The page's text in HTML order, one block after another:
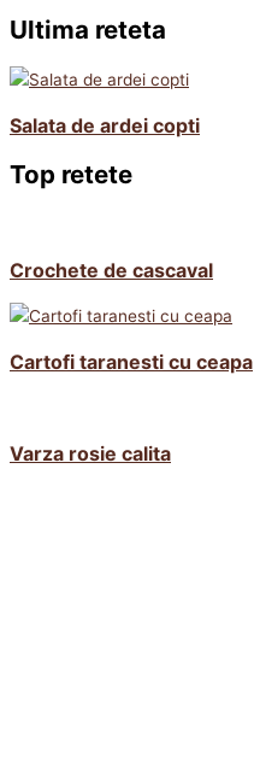
Ultima reteta
Salata de ardei copti
Top retete
Crochete de cascaval
Cartofi taranesti cu ceapa
Varza rosie calita